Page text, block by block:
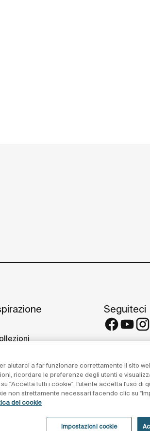
di riferimento
Galleries
Seguiteci
aiutarci a far funzionare correttamente il sito
ricordare le preferenze degli utenti e
"Accetta tutti i cookie", l'utente accetta l'uso di
non strettamente necessari facendo clic su
dei cookie
Impostazioni cookie